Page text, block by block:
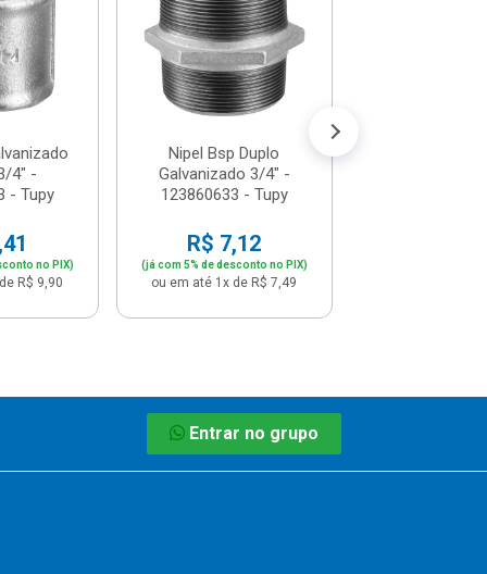
4" -
- Tupy
no PIX)
R$ 9,90
Nipel Bsp Duplo
Galvanizado 3/4" -
123860633 - Tupy
R$ 7,12
(já com 5% de desconto no PIX)
ou em até 1x de R$ 7,49
Entrar no grupo